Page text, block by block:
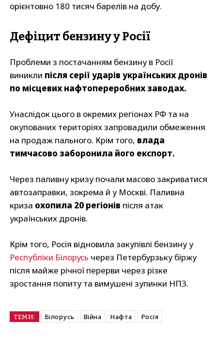
орієнтовно 180 тисяч барелів на добу.
Дефіцит бензину у Росії
Проблеми з постачанням бензину в Росії
виникли після серії ударів українських дронів
по місцевих нафтопереробних заводах.
Унаслідок цього в окремих регіонах РФ та на
окупованих територіях запровадили обмеження
на продаж пального. Крім того, влада
тимчасово заборонила його експорт.
Через паливну кризу почали масово закриватися
автозаправки, зокрема й у Москві. Паливна
криза охопила 20 регіонів після атак
українських дронів.
Крім того, Росія відновила закупівлі бензину у
Республіки Білорусь через Петербурзьку біржу
після майже річної перерви через різке
зростання попиту та вимушені зупинки НПЗ.
ТЕМИ: Білорусь Війна Нафта Росія